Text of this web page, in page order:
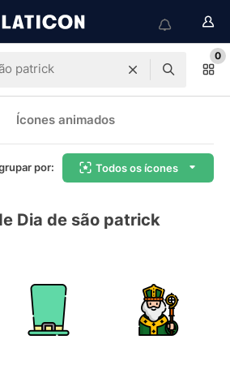
0
Ícones animados
por: Todos os ícones
Dia de são patrick